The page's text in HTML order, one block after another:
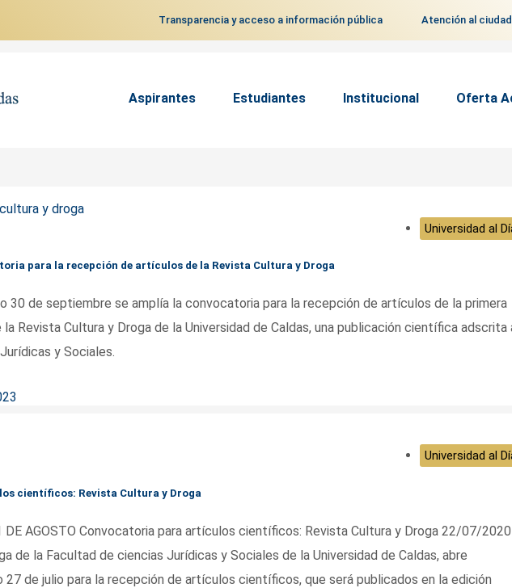
Transparencia y acceso a información pública Atención al
Aspirantes Estudiantes Institucional Oferta
Universidad al
para la recepción de artículos de la Revista Cultura y Droga
30 de septiembre se amplía la convocatoria para la recepción de artículos de la primera
Revista Cultura y Droga de la Universidad de Caldas, una publicación científica adscrita
y Sociales.
Universidad al
científicos: Revista Cultura y Droga
DE AGOSTO Convocatoria para artículos científicos: Revista Cultura y Droga 22/07/2020
de la Facultad de ciencias Jurídicas y Sociales de la Universidad de Caldas, abre
de julio para la recepción de artículos científicos, que será publicados en la edición